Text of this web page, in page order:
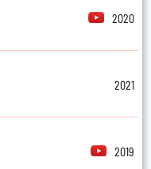
2020
2021
2019